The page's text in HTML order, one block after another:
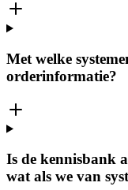
Met welke
orderinformatie?
Is de kennisbank
wat als we van